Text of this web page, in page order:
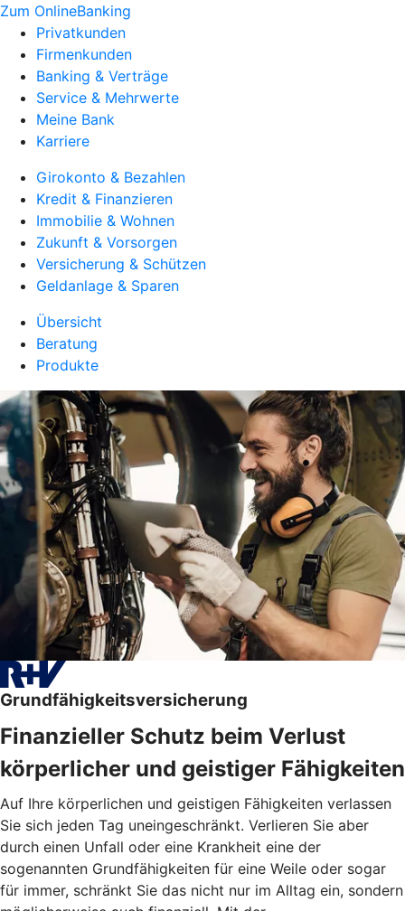
Zum OnlineBanking
Privatkunden
Firmenkunden
Banking & Verträge
Service & Mehrwerte
Meine Bank
Karriere
Girokonto & Bezahlen
Kredit & Finanzieren
Immobilie & Wohnen
Zukunft & Vorsorgen
Versicherung & Schützen
Geldanlage & Sparen
Übersicht
Beratung
Produkte
Grundfähigkeitsversicherung
Finanzieller Schutz beim Verlust
körperlicher und geistiger Fähigkeiten
Auf Ihre körperlichen und geistigen Fähigkeiten verlassen
Sie sich jeden Tag uneingeschränkt. Verlieren Sie aber
durch einen Unfall oder eine Krankheit eine der
sogenannten Grundfähigkeiten für eine Weile oder sogar
für immer, schränkt Sie das nicht nur im Alltag ein, sondern